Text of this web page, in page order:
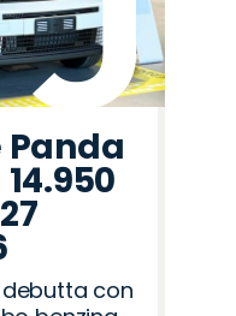
Panda
debutta con